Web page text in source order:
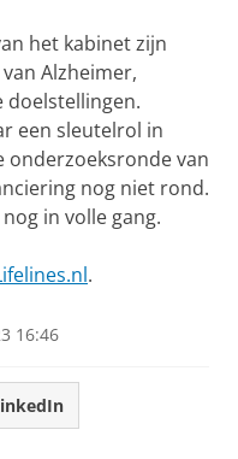
het kabinet zijn
Alzheimer,
doelstellingen.
een sleutelrol in
onderzoeksronde van
nog niet rond.
in volle gang.
.
16:46